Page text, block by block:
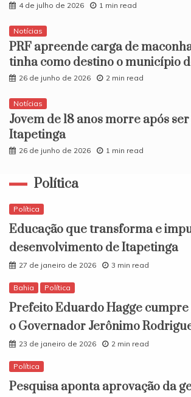
4 de julho de 2026 1 min read
Notícias
PRF apreende carga de
tinha como destino o município
26 de junho de 2026 2 min read
Notícias
​Jovem de 18 anos morre após
Itapetinga
26 de junho de 2026 1 min read
Política
Política
Educação que transforma e
desenvolvimento de Itapetinga
27 de janeiro de 2026 3 min read
Bahia Política
Prefeito Eduardo Hagge
o Governador Jerônimo
23 de janeiro de 2026 2 min read
Política
Pesquisa aponta aprovação da